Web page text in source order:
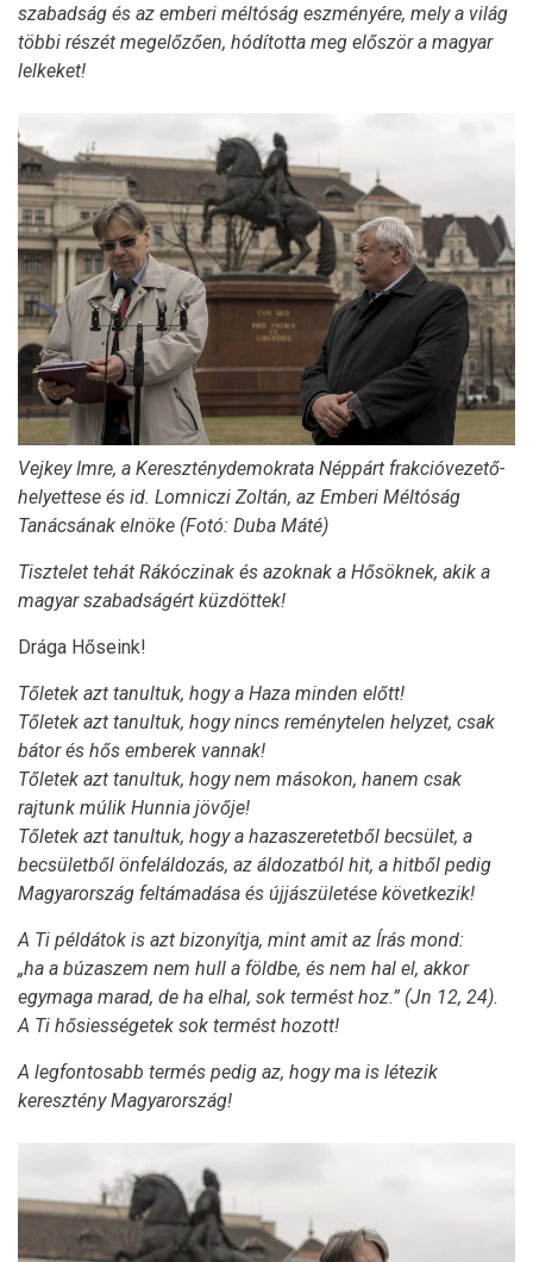
szabadság és az emberi méltóság eszményére, mely a világ
többi részét megelőzően, hódította meg először a magyar
lelkeket!
Vejkey Imre, a Kereszténydemokrata Néppárt frakcióvezető-
helyettese és id. Lomniczi Zoltán, az Emberi Méltóság
Tanácsának elnöke (Fotó: Duba Máté)
Tisztelet tehát Rákóczinak és azoknak a Hősöknek, akik a
magyar szabadságért küzdöttek!
Drága Hőseink!
Tőletek azt tanultuk, hogy a Haza minden előtt!
Tőletek azt tanultuk, hogy nincs reménytelen helyzet, csak
bátor és hős emberek vannak!
Tőletek azt tanultuk, hogy nem másokon, hanem csak
rajtunk múlik Hunnia jövője!
Tőletek azt tanultuk, hogy a hazaszeretetből becsület, a
becsületből önfeláldozás, az áldozatból hit, a hitből pedig
Magyarország feltámadása és újjászületése következik!
A Ti példátok is azt bizonyítja, mint amit az Írás mond:
„ha a búzaszem nem hull a földbe, és nem hal el, akkor
egymaga marad, de ha elhal, sok termést hoz.” (Jn 12, 24).
A Ti hősiességetek sok termést hozott!
A legfontosabb termés pedig az, hogy ma is létezik
keresztény Magyarország!